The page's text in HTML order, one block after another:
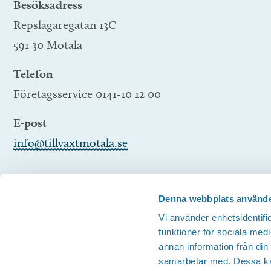
Denna webbplats
Vi använder
funktioner för sociala
annan information från
samarbetar med. Dessa
Besöksadress
Repslagaregatan 13C
591 30 Motala
Telefon
Företagsservice 0141-10 12 00
E-post
info@tillvaxtmotala.se